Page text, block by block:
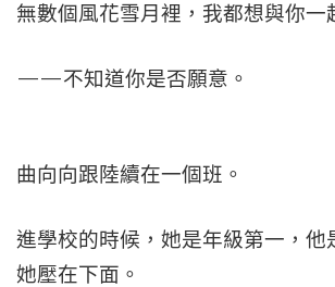
無數個風花雪月裡，我都想與你一
——不知道你是否願意。
曲向向跟陸續在一個班。
進學校的時候，她是年級第一，他
她壓在下面。